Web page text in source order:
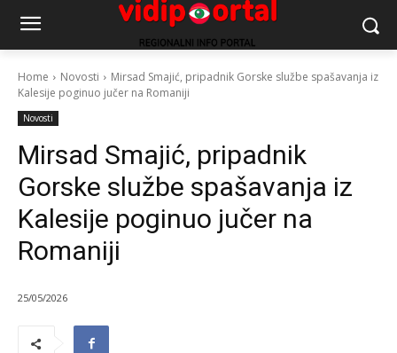
Home Novosti
Mirsad Smajić, pripadnik Gorske službe spašavanja iz
Kalesije poginuo jučer na Romaniji
Novosti
Mirsad Smajić, pripadnik
Gorske službe spašavanja iz
Kalesije poginuo jučer na
Romaniji
25/05/2026